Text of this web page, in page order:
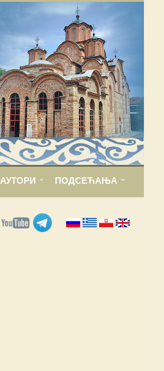
АУТОРИ ПОДСЕЋАЊА